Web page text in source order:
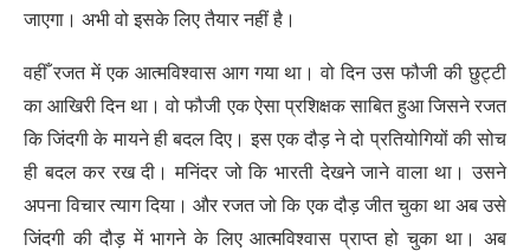
जाएगा। अभी वो इसके लिए तैयार नहीं है।
वहीँ रजत में एक आत्मविश्वास आग गया था। वो दिन उस फौजी की छुट्टी
का आखिरी दिन था। वो फौजी एक ऐसा प्रशिक्षक साबित हुआ जिसने रजत
कि जिंदगी के मायने ही बदल दिए। इस एक दौड़ ने दो प्रतियोगियों की सोच
ही बदल कर रख दी। मनिंदर जो कि भारती देखने जाने वाला था। उसने
अपना विचार त्याग दिया। और रजत जो कि एक दौड़ जीत चुका था अब उसे
जिंदगी की दौड़ में भागने के लिए आत्मविश्वास प्राप्त हो चुका था। अब